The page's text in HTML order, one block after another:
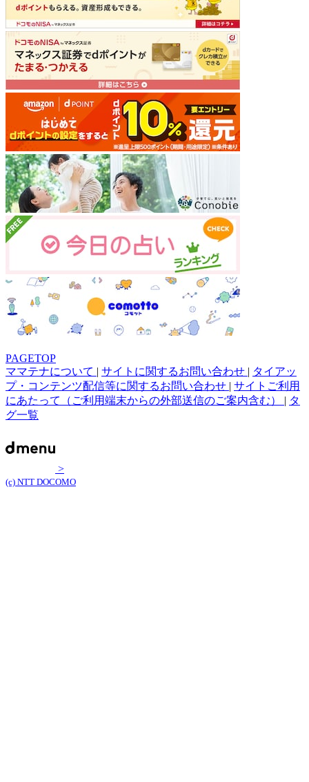
PAGETOP
ママテナについて | サイトに関するお問い合わせ | タイアッ
プ・コンテンツ配信等に関するお問い合わせ | サイトご利用
にあたって（ご利用端末からの外部送信のご案内含む） | タ
グ一覧
>
(c) NTT DOCOMO